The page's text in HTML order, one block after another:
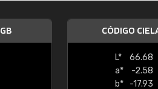
CÓDIGO
L*
66.68
a*
-2.58
b*
-17.93
"Buen servicio. No obstante No
encontrar/comprar lo que se